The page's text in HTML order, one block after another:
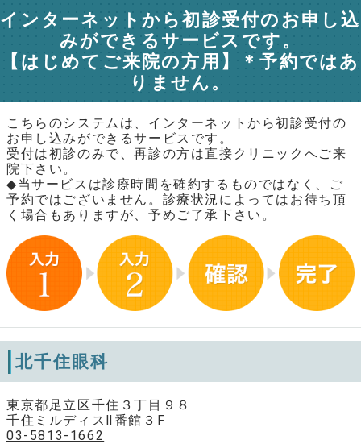
インターネットから初診受付のお申し込
みができるサービスです。
【はじめてご来院の方用】＊予約ではあ
りません。
こちらのシステムは、インターネットから初診受付の
お申し込みができるサービスです。
受付は初診のみで、再診の方は直接クリニックへご来
院下さい。
◆当サービスは診療時間を確約するものではなく、ご
予約ではございません。診療状況によってはお待ち頂
く場合もありますが、予めご了承下さい。
北千住眼科
東京都足立区千住３丁目９８
千住ミルディスⅡ番館３F
03-5813-1662